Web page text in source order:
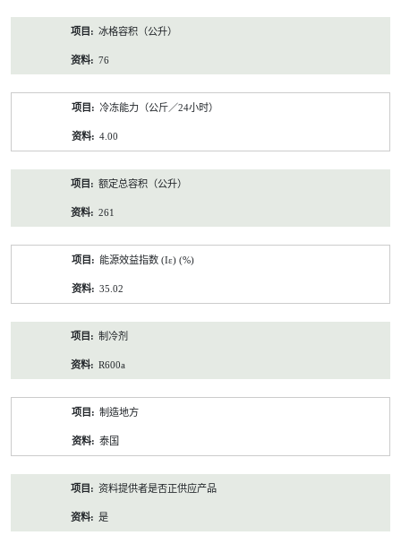
冰格容积（公升）
76
冷冻能力（公斤／24小时）
4.00
额定总容积（公升）
261
能源效益指数 (Iε) (%)
35.02
制冷剂
R600a
制造地方
泰国
资料提供者是否正供应产品
是